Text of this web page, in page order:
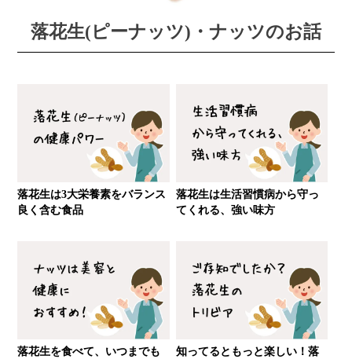
落花生(ピーナッツ)・ナッツのお話
落花生は3大栄養素をバランス
良く含む食品
落花生は生活習慣病から守っ
てくれる、強い味方
落花生を食べて、いつまでも
知ってるともっと楽しい！落